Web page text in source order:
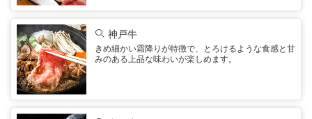
神戸牛
きめ細かい霜降りが特徴で、とろけるような食感と甘
みのある上品な味わいが楽しめます。